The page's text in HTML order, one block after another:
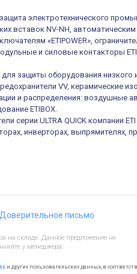
электротехнического
вставок NV-NH,
«ETIPOWER»,
и силовые контакторы
защиты оборудования
VV, керамические
и распределения: воздушные
ETIBOX.
серии ULTRA QUICK компании
инверторах, выпрямителях,
Доверительное письмо
на складе. Данное предложение не
у менеджера.
и других пользовательских данных, в